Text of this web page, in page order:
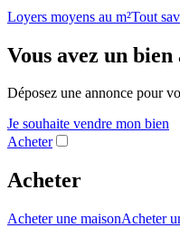
Loyers moyens au m²Tout
Vous avez un
Déposez une annonce pour
Je souhaite vendre mon bien
Acheter
Acheter
Acheter une maisonAcheter